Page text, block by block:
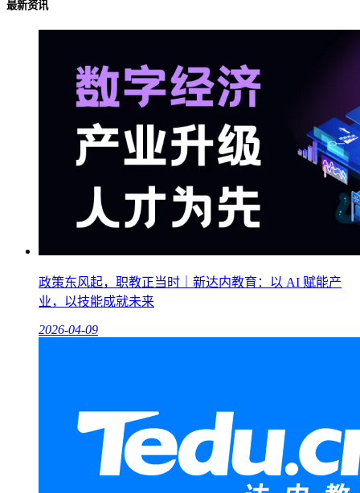
最新资讯
政策东风起，职教正当时｜新达内教育：以 AI 赋能产
业，以技能成就未来
2026-04-09